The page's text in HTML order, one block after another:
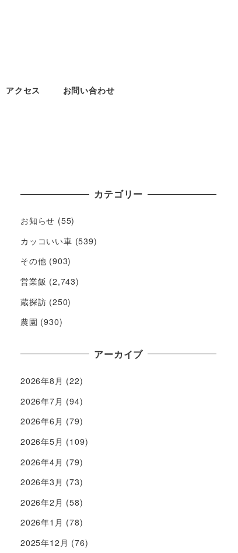
アクセス お問い合わせ
カテゴリー
お知らせ (55)
カッコいい車 (539)
その他 (903)
営業飯 (2,743)
蔵探訪 (250)
農園 (930)
アーカイブ
2026年8月 (22)
2026年7月 (94)
2026年6月 (79)
2026年5月 (109)
2026年4月 (79)
2026年3月 (73)
2026年2月 (58)
2026年1月 (78)
2025年12月 (76)